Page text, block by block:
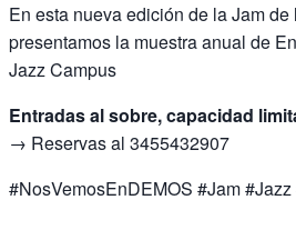
En esta nueva edición de la Jam
presentamos la muestra anual de
Jazz Campus
Entradas al sobre, capacidad
→ Reservas al 3455432907
#NosVemosEnDEMOS #Jam